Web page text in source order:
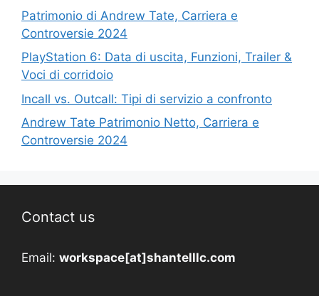
Patrimonio di Andrew Tate, Carriera e
Controversie 2024
PlayStation 6: Data di uscita, Funzioni, Trailer &
Voci di corridoio
Incall vs. Outcall: Tipi di servizio a confronto
Andrew Tate Patrimonio Netto, Carriera e
Controversie 2024
Contact us
Email: workspace[at]shantelllc.com